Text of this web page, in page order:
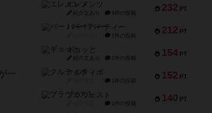
一
232 PT
エレメンツ
紹介文あり 4件の投稿
212 PT
バー！パーティー
1件の投稿
154 PT
ギョッと
紹介文あり 1件の投稿
152 PT
クルティボ
1件の投稿
140 PT
ブラヴェスト
1件の投稿